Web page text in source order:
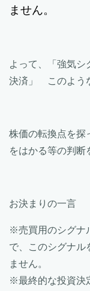
ません。
よって、「強気シ
決済」 このよう
株価の転換点を探
をはかる等の判断
お決まりの一言
※売買用のシグナ
で、このシグナル
ません。
※最終的な投資決